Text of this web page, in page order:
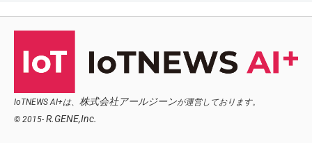
IoTNEWS AI+は、 株式会社アールジーンが運営しております。
© 2015- R.GENE,Inc.